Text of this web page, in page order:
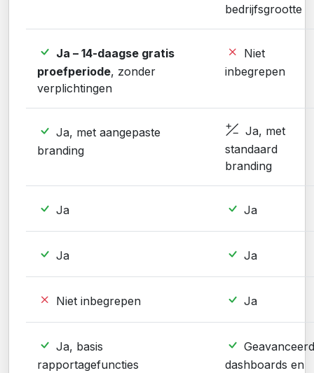
bedrijfsgrootte
Ja – 14-daagse gratis
proefperiode, zonder
verplichtingen
Niet
inbegrepen
Ja, met aangepaste
branding
Ja, met
standaard
branding
Ja Ja
Ja Ja
Niet inbegrepen Ja
Ja, basis
rapportagefuncties
dashboards en